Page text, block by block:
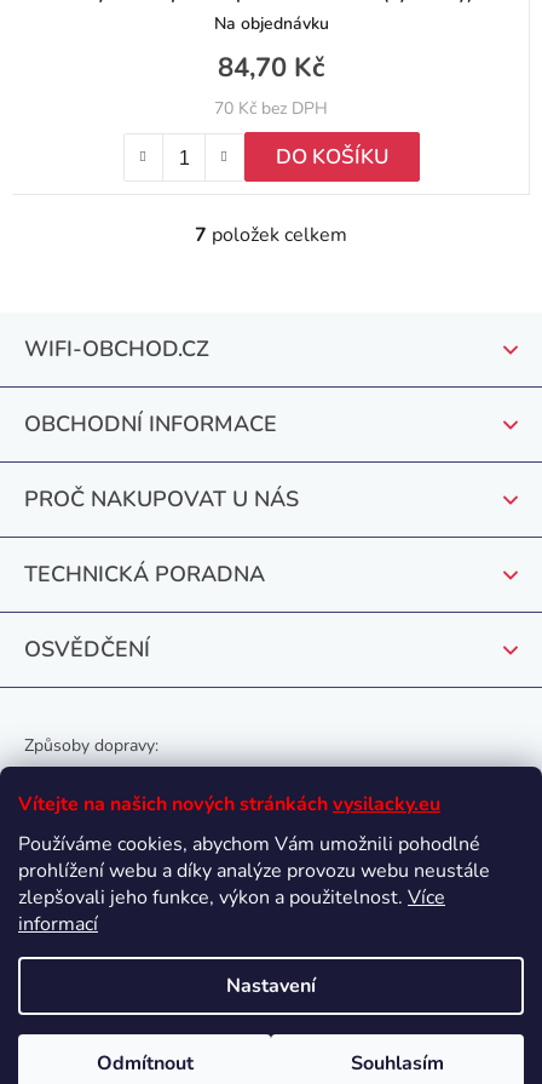
Vítejte na našich nových stránkáchvysilacky.eu
Používáme cookies, abychom Vám umožnili pohodlné
prohlížení webu a díky analýze provozu webu neustále
zlepšovali jeho funkce, výkon a použitelnost. Více
informací
Nastavení
Odmítnout Souhlasím
Na objednávku
70 Kč bez DPH
84,70 Kč
DO KOŠÍKU
O
a
c
p
r
v
p
u
7 položek celkem
WIFI-OBCHOD.CZ
OBCHODNÍ INFORMACE
PROČ NAKUPOVAT U NÁS
TECHNICKÁ PORADNA
OSVĚDČENÍ
Způsoby dopravy:
Oblíbené způsoby platby:
Vytvořil Shoptet
Copyright 2026vysilacky.eu . Všechna práva vyhrazena.